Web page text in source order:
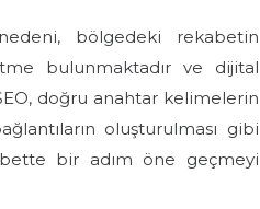
bölgedeki rekabetin
bulunmaktadır ve dijital
doğru anahtar kelimelerin
oluşturulması gibi
bir adım öne geçmeyi